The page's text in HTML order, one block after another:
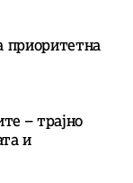
приоритетна
– трајно
и